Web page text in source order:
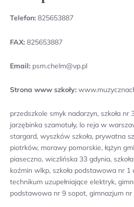
Telefon: 825653887
FAX: 825653887
Email: psm.chelm@vp.pl
Strona www szkoły:
przedszkole smyk nadarzyn, szkoła nr
jarzębinka szamotuły, lo reja w
stargard, wyszków szkoła, prywatna
piotrków, morawy pomorskie, łążyn
piaseczno, wiczlińska 33 gdynia,
koźmin wlkp, szkoła podstawowa nr 1
technikum uzupełniające elektryk,
podstawowa nr 9 sopot, gimnazjum nr